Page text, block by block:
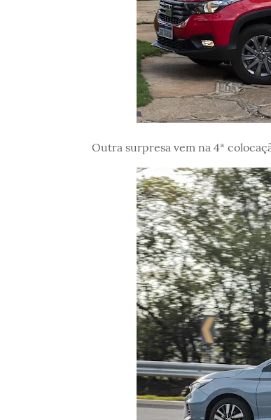
Outra surpresa vem na 4ª